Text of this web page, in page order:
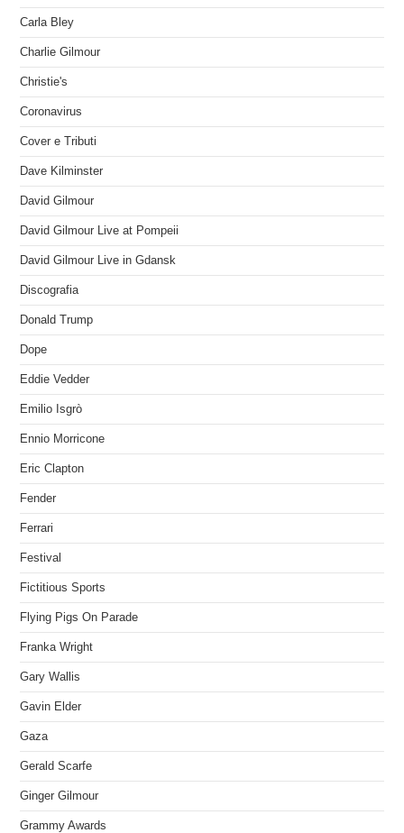
Carla Bley
Charlie Gilmour
Christie's
Coronavirus
Cover e Tributi
Dave Kilminster
David Gilmour
David Gilmour Live at Pompeii
David Gilmour Live in Gdansk
Discografia
Donald Trump
Dope
Eddie Vedder
Emilio Isgrò
Ennio Morricone
Eric Clapton
Fender
Ferrari
Festival
Fictitious Sports
Flying Pigs On Parade
Franka Wright
Gary Wallis
Gavin Elder
Gaza
Gerald Scarfe
Ginger Gilmour
Grammy Awards